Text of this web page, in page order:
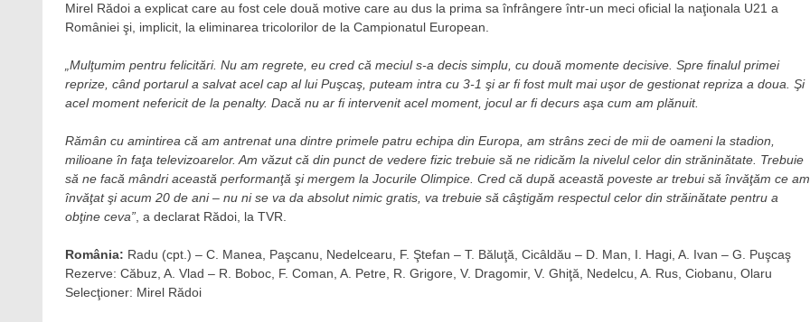
Mirel Rădoi a explicat care au fost cele două motive care au dus la prima sa înfrângere într-un meci oficial la naţionala U21 a
României şi, implicit, la eliminarea tricolorilor de la Campionatul European.
„Mulţumim pentru felicitări. Nu am regrete, eu cred că meciul s-a decis simplu, cu două momente decisive. Spre finalul primei
reprize, când portarul a salvat acel cap al lui Puşcaş, puteam intra cu 3-1 şi ar fi fost mult mai uşor de gestionat repriza a doua. Şi
acel moment nefericit de la penalty. Dacă nu ar fi intervenit acel moment, jocul ar fi decurs aşa cum am plănuit.
Rămân cu amintirea că am antrenat una dintre primele patru echipa din Europa, am strâns zeci de mii de oameni la stadion,
milioane în faţa televizoarelor. Am văzut că din punct de vedere fizic trebuie să ne ridicăm la nivelul celor din străninătate. Trebuie
să ne facă mândri această performanţă şi mergem la Jocurile Olimpice. Cred că după această poveste ar trebui să învăţăm ce am
învăţat şi acum 20 de ani – nu ni se va da absolut nimic gratis, va trebuie să câştigăm respectul celor din străinătate pentru a
obţine ceva” , a declarat Rădoi, la TVR.
România: Radu (cpt.) – C. Manea, Paşcanu, Nedelcearu, F. Ştefan – T. Băluţă, Cicâldău – D. Man, I. Hagi, A. Ivan – G. Puşcaş
Rezerve: Căbuz, A. Vlad – R. Boboc, F. Coman, A. Petre, R. Grigore, V. Dragomir, V. Ghiţă, Nedelcu, A. Rus, Ciobanu, Olaru
Selecţioner: Mirel Rădoi